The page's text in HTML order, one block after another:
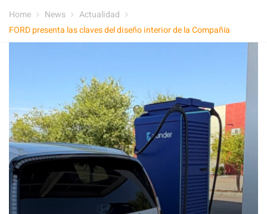
Home News
Actualidad
FORD presenta las claves del diseño interior de la Compañía